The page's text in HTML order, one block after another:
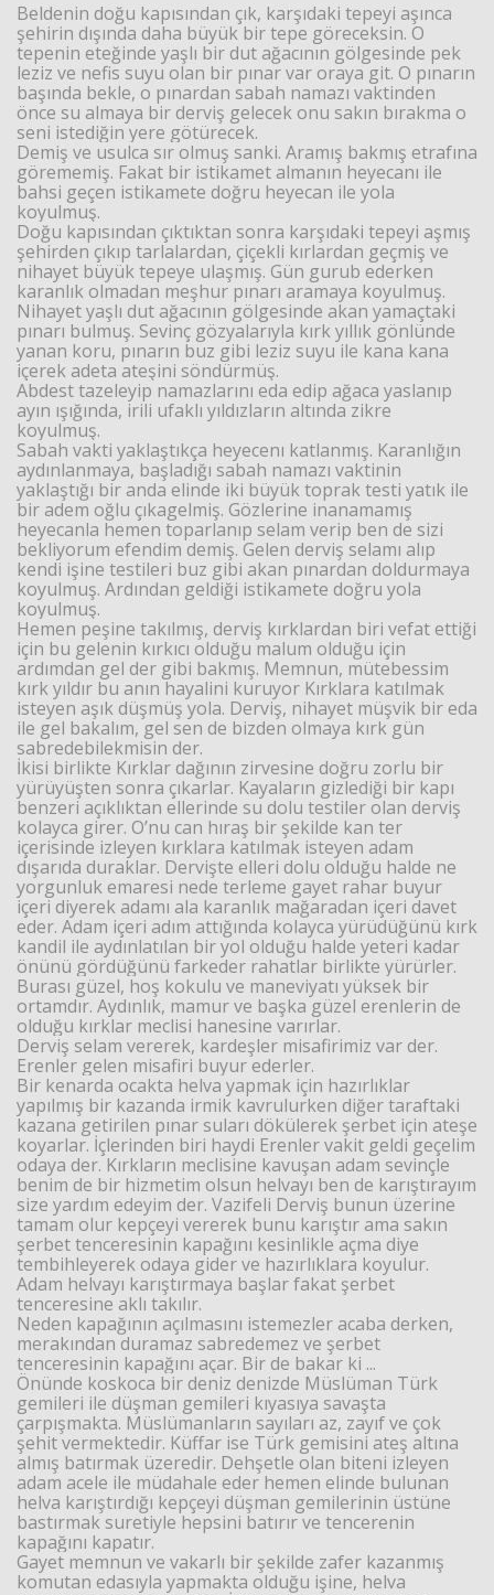
Beldenin doğu kapısından çık, karşıdaki tepeyi aşınca
şehirin dışında daha büyük bir tepe göreceksin. O
tepenin eteğinde yaşlı bir dut ağacının gölgesinde pek
leziz ve nefis suyu olan bir pınar var oraya git. O pınarın
başında bekle, o pınardan sabah namazı vaktinden
önce su almaya bir derviş gelecek onu sakın bırakma o
seni istediğin yere götürecek.
Demiş ve usulca sır olmuş sanki. Aramış bakmış etrafına
görememiş. Fakat bir istikamet almanın heyecanı ile
bahsi geçen istikamete doğru heyecan ile yola
koyulmuş.
Doğu kapısından çıktıktan sonra karşıdaki tepeyi aşmış
şehirden çıkıp tarlalardan, çiçekli kırlardan geçmiş ve
nihayet büyük tepeye ulaşmış. Gün gurub ederken
karanlık olmadan meşhur pınarı aramaya koyulmuş.
Nihayet yaşlı dut ağacının gölgesinde akan yamaçtaki
pınarı bulmuş. Sevinç gözyalarıyla kırk yıllık gönlünde
yanan koru, pınarın buz gibi leziz suyu ile kana kana
içerek adeta ateşini söndürmüş.
Abdest tazeleyip namazlarını eda edip ağaca yaslanıp
ayın ışığında, irili ufaklı yıldızların altında zikre
koyulmuş.
Sabah vakti yaklaştıkça heyecenı katlanmış. Karanlığın
aydınlanmaya, başladığı sabah namazı vaktinin
yaklaştığı bir anda elinde iki büyük toprak testi yatık ile
bir adem oğlu çıkagelmiş. Gözlerine inanamamış
heyecanla hemen toparlanıp selam verip ben de sizi
bekliyorum efendim demiş. Gelen derviş selamı alıp
kendi işine testileri buz gibi akan pınardan doldurmaya
koyulmuş. Ardından geldiği istikamete doğru yola
koyulmuş.
Hemen peşine takılmış, derviş kırklardan biri vefat ettiği
için bu gelenin kırkıcı olduğu malum olduğu için
ardımdan gel der gibi bakmış. Memnun, mütebessim
kırk yıldır bu anın hayalini kuruyor Kırklara katılmak
isteyen aşık düşmüş yola. Derviş, nihayet müşvik bir eda
ile gel bakalım, gel sen de bizden olmaya kırk gün
sabredebilekmisin der.
İkisi birlikte Kırklar dağının zirvesine doğru zorlu bir
yürüyüşten sonra çıkarlar. Kayaların gizlediği bir kapı
benzeri açıklıktan ellerinde su dolu testiler olan derviş
kolayca girer. O’nu can hıraş bir şekilde kan ter
içerisinde izleyen kırklara katılmak isteyen adam
dışarıda duraklar. Dervişte elleri dolu olduğu halde ne
yorgunluk emaresi nede terleme gayet rahar buyur
içeri diyerek adamı ala karanlık mağaradan içeri davet
eder. Adam içeri adım attığında kolayca yürüdüğünü kırk
kandil ile aydınlatılan bir yol olduğu halde yeteri kadar
önünü gördüğünü farkeder rahatlar birlikte yürürler.
Burası güzel, hoş kokulu ve maneviyatı yüksek bir
ortamdır. Aydınlık, mamur ve başka güzel erenlerin de
olduğu kırklar meclisi hanesine varırlar.
Derviş selam vererek, kardeşler misafirimiz var der.
Erenler gelen misafiri buyur ederler.
Bir kenarda ocakta helva yapmak için hazırlıklar
yapılmış bir kazanda irmik kavrulurken diğer taraftaki
kazana getirilen pınar suları dökülerek şerbet için ateşe
koyarlar. İçlerinden biri haydi Erenler vakit geldi geçelim
odaya der. Kırkların meclisine kavuşan adam sevinçle
benim de bir hizmetim olsun helvayı ben de karıştırayım
size yardım edeyim der. Vazifeli Derviş bunun üzerine
tamam olur kepçeyi vererek bunu karıştır ama sakın
şerbet tenceresinin kapağını kesinlikle açma diye
tembihleyerek odaya gider ve hazırlıklara koyulur.
Adam helvayı karıştırmaya başlar fakat şerbet
tenceresine aklı takılır.
Neden kapağının açılmasını istemezler acaba derken,
merakından duramaz sabredemez ve şerbet
tenceresinin kapağını açar. Bir de bakar ki ...
Önünde koskoca bir deniz denizde Müslüman Türk
gemileri ile düşman gemileri kıyasıya savaşta
çarpışmakta. Müslümanların sayıları az, zayıf ve çok
şehit vermektedir. Küffar ise Türk gemisini ateş altına
almış batırmak üzeredir. Dehşetle olan biteni izleyen
adam acele ile müdahale eder hemen elinde bulunan
helva karıştırdığı kepçeyi düşman gemilerinin üstüne
bastırmak suretiyle hepsini batırır ve tencerenin
kapağını kapatır.
Gayet memnun ve vakarlı bir şekilde zafer kazanmış
komutan edasıyla yapmakta olduğu işine, helva